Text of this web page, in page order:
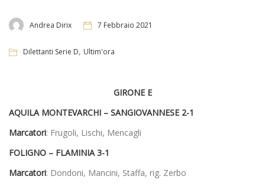
Andrea Dirix 7 Febbraio 2021
Dilettanti Serie D, Ultim'ora
GIRONE E
AQUILA MONTEVARCHI – SANGIOVANNESE 2-1
Marcatori: Frugoli, Lischi, Mencagli
FOLIGNO – FLAMINIA 3-1
Marcatori: Dondoni, Mancini, Staffa, rig. Zerbo